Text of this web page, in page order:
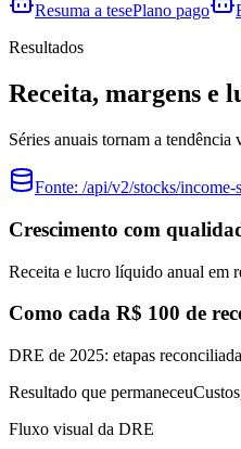
Resuma a tesePlano pago
Resultados
Receita, margens e
Séries anuais tornam a
Fonte: /api/v2/stocks/income-
Crescimento com
Receita e lucro líquido anual em
Como cada R$ 100 de
DRE de 2025: etapas
Resultado que permaneceu
Fluxo visual da DRE